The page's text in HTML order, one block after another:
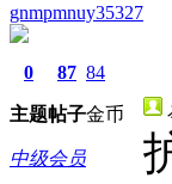
gnmpmnuy35327
0
主题
87
帖子
84
金币
中级会员